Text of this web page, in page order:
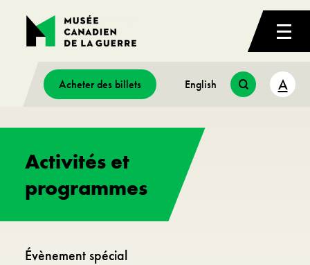
Acheter des billets English A
Activités et
programmes
Évènement spécial